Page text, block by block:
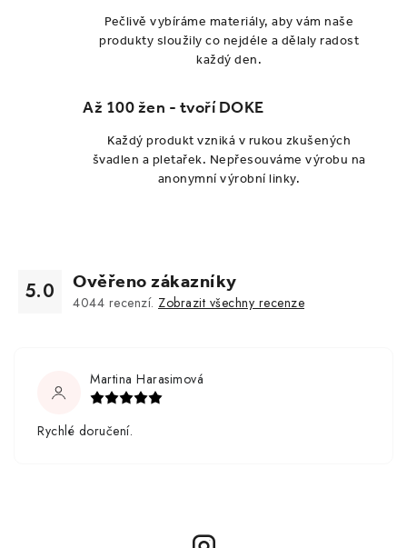
Pečlivě vybíráme materiály, aby vám naše
produkty sloužily co nejdéle a dělaly radost
každý den.
Až 100 žen - tvoří DOKE
Každý produkt vzniká v rukou zkušených
švadlen a pletařek. Nepřesouváme výrobu na
anonymní výrobní linky.
5.0 Ověřeno zákazníky
4044 recenzí. Zobrazit všechny recenze
Martina Harasimová
Rychlé doručení.